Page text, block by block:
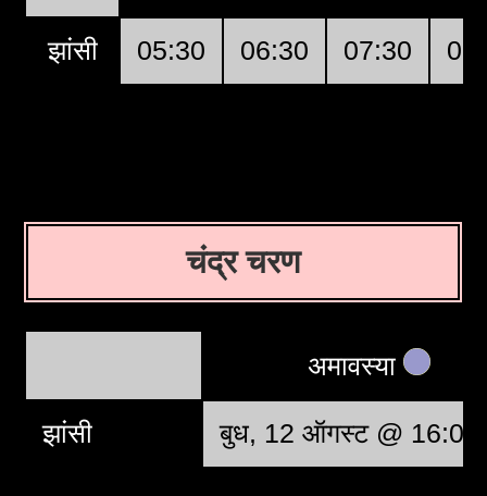
झांसी 05:30 06:30 07:30
चंद्र चरण
अमावस्या
झांसी बुध, 12 ऑगस्ट @